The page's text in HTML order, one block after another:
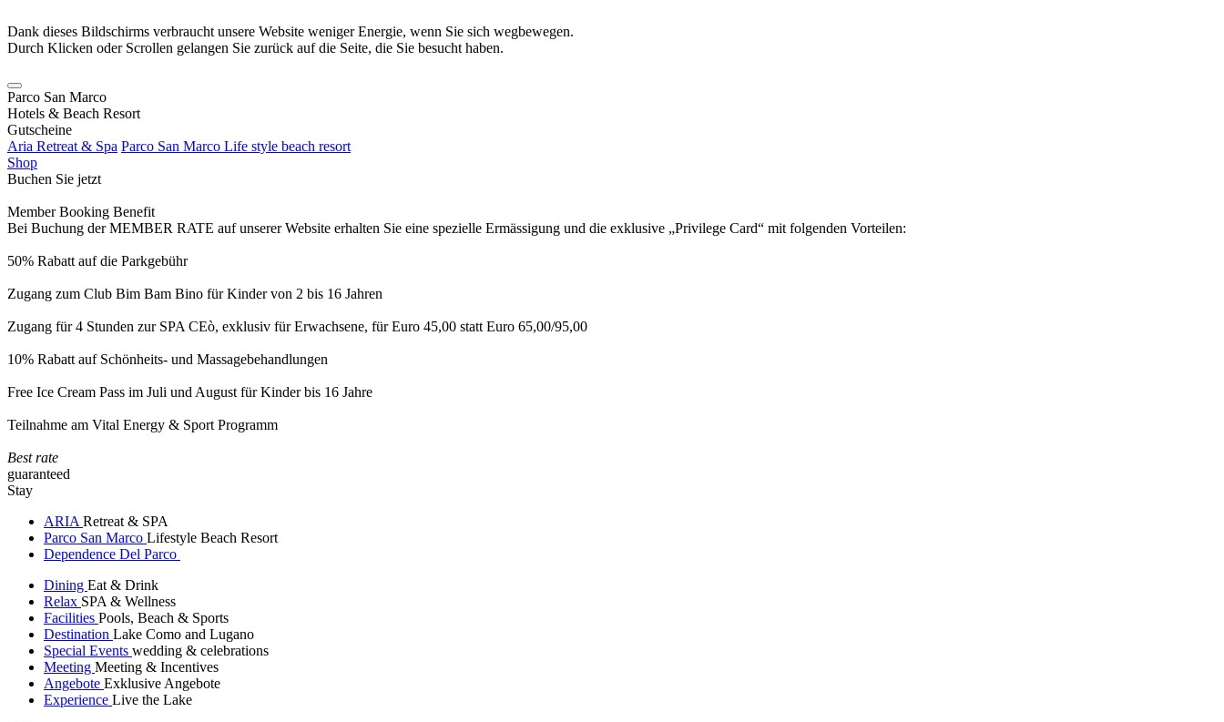
Dank dieses Bildschirms verbraucht unsere Website weniger Energie, wenn Sie sich wegbewegen.
Durch Klicken oder Scrollen gelangen Sie zurück auf die Seite, die Sie besucht haben.
Parco San Marco
Hotels & Beach Resort
Gutscheine
Aria Retreat & Spa Parco San Marco Life style beach resort
Shop
Buchen Sie jetzt
Member Booking Benefit
Bei Buchung der MEMBER RATE auf unserer Website erhalten Sie eine spezielle Ermässigung und die exklusive „Privilege Card“ mit folgenden Vorteilen:
50% Rabatt auf die Parkgebühr
Zugang zum Club Bim Bam Bino für Kinder von 2 bis 16 Jahren
Zugang für 4 Stunden zur SPA CEò, exklusiv für Erwachsene, für Euro 45,00 statt Euro 65,00/95,00
10% Rabatt auf Schönheits- und Massagebehandlungen
Free Ice Cream Pass im Juli und August für Kinder bis 16 Jahre
Teilnahme am Vital Energy & Sport Programm
Best rate
guaranteed
Stay
ARIA Retreat & SPA
Parco San Marco Lifestyle Beach Resort
Dependence Del Parco
Dining Eat & Drink
Relax SPA & Wellness
Facilities Pools, Beach & Sports
Destination Lake Como and Lugano
Special Events wedding & celebrations
Meeting Meeting & Incentives
Angebote Exklusive Angebote
Experience Live the Lake